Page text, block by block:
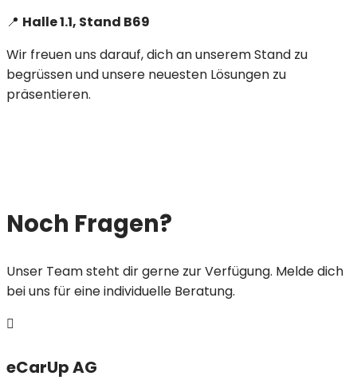
📍 Halle 1.1, Stand B69
Wir freuen uns darauf, dich an unserem Stand zu
begrüssen und unsere neuesten Lösungen zu
präsentieren.
Noch Fragen?
Unser Team steht dir gerne zur Verfügung. Melde dich
bei uns für eine individuelle Beratung.

eCarUp AG